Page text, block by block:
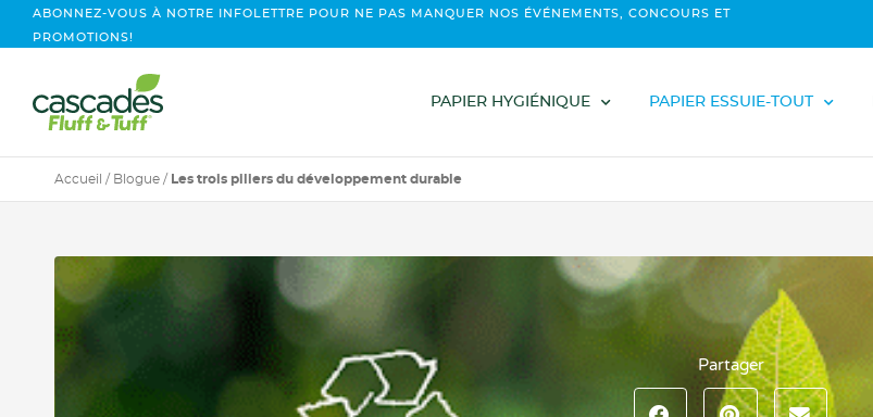
ABONNEZ-VOUS À NOTRE INFOLETTRE POUR NE PAS MANQUER NOS ÉVÉNEMENTS, CONCOURS ET
PROMOTIONS!
PAPIER HYGIÉNIQUE PAPIER ESSUIE-TOUT
Accueil / Blogue / Les trois piliers du développement durable
Partager